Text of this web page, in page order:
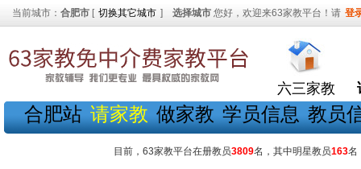
当前城市： 合肥市 [ 切换其它城市 ] 选择城市 您好，欢迎来63家教平台！请 登
六三家教
合肥站 请家教 做家教 学员信息 教员
目前，63家教平台在册教员3809名，其中明星教员163名